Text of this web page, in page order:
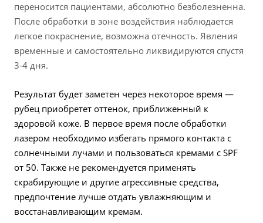
переносится пациентами, абсолютно безболезненна.
После обработки в зоне воздействия наблюдается
легкое покраснение, возможна отечность. Явления
временные и самостоятельно ликвидируются спустя
3-4 дня.
Результат будет заметен через некоторое время —
рубец приобретет оттенок, приближенный к
здоровой коже. В первое время после обработки
лазером необходимо избегать прямого контакта с
солнечными лучами и пользоваться кремами с SPF
от 50. Также не рекомендуется применять
скрабирующие и другие агрессивные средства,
предпочтение лучше отдать увлажняющим и
восстанавливающим кремам.